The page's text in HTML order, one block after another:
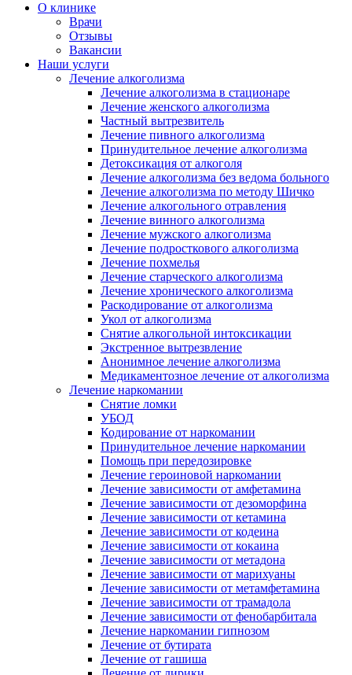
О клинике
Врачи
Отзывы
Вакансии
Наши услуги
Лечение алкоголизма
Лечение алкоголизма в стационаре
Лечение женского алкоголизма
Частный вытрезвитель
Лечение пивного алкоголизма
Принудительное лечение алкоголизма
Детоксикация от алкоголя
Лечение алкоголизма без ведома больного
Лечение алкоголизма по методу Шичко
Лечение алкогольного отравления
Лечение винного алкоголизма
Лечение мужского алкоголизма
Лечение подросткового алкоголизма
Лечение похмелья
Лечение старческого алкоголизма
Лечение хронического алкоголизма
Раскодирование от алкоголизма
Укол от алкоголизма
Снятие алкогольной интоксикации
Экстренное вытрезвление
Анонимное лечение алкоголизма
Медикаментозное лечение от алкоголизма
Лечение наркомании
Снятие ломки
УБОД
Кодирование от наркомании
Принудительное лечение наркомании
Помощь при передозировке
Лечение героиновой наркомании
Лечение зависимости от амфетамина
Лечение зависимости от дезоморфина
Лечение зависимости от кетамина
Лечение зависимости от кодеина
Лечение зависимости от кокаина
Лечение зависимости от метадона
Лечение зависимости от марихуаны
Лечение зависимости от метамфетамина
Лечение зависимости от трамадола
Лечение зависимости от фенобарбитала
Лечение наркомании гипнозом
Лечение от бутирата
Лечение от гашиша